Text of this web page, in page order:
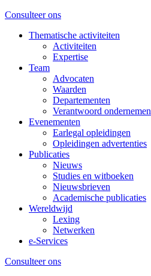
Consulteer ons
Thematische activiteiten
Activiteiten
Expertise
Team
Advocaten
Waarden
Departementen
Verantwoord ondernemen
Evenementen
Earlegal opleidingen
Opleidingen advertenties
Publicaties
Nieuws
Studies en witboeken
Nieuwsbrieven
Academische publicaties
Wereldwijd
Lexing
Netwerken
e-Services
Consulteer ons